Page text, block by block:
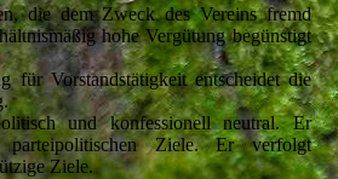
die dem Zweck des Vereins fremd
hohe Vergütung begünstigt
für Vorstandstätigkeit entscheidet die
und konfessionell neutral. Er
Ziele. Er verfolgt
Ziele.